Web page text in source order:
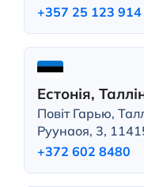
+357 25 123 914
Естонія,
Повіт Гарью,
Руунаоя, 3,
+372 602 8480